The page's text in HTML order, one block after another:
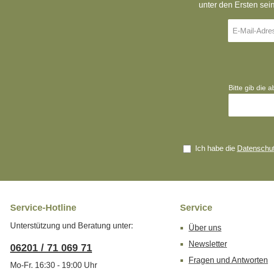
unter den Ersten
Mail-
Bitte gib die
Ich habe die
Service-Hotline
Unterstützung und Beratung unter:
06201 / 71 069 71
Mo-Fr. 16:30 - 19:00 Uhr
Service
Über uns
Newsletter
Fragen und Antworten